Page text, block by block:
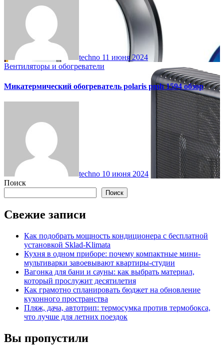
techno 11 июня 2024
Вентиляторы и обогреватели
Микатермический обогреватель polaris pmh 1594 обзор
techno 10 июня 2024
Поиск
Поиск
Свежие записи
Как подобрать мощность кондиционера с бесплатной
установкой Sklad-Klimata
Кухня в одном приборе: почему компактные мини-
мультиварки завоевывают квартиры-студии
Вагонка для бани и сауны: как выбрать материал,
который прослужит десятилетия
Как грамотно спланировать бюджет на обновление
кухонного пространства
Пляж, дача, автотрип: термосумка против термобокса,
что лучше для летних поездок
Вы пропустили